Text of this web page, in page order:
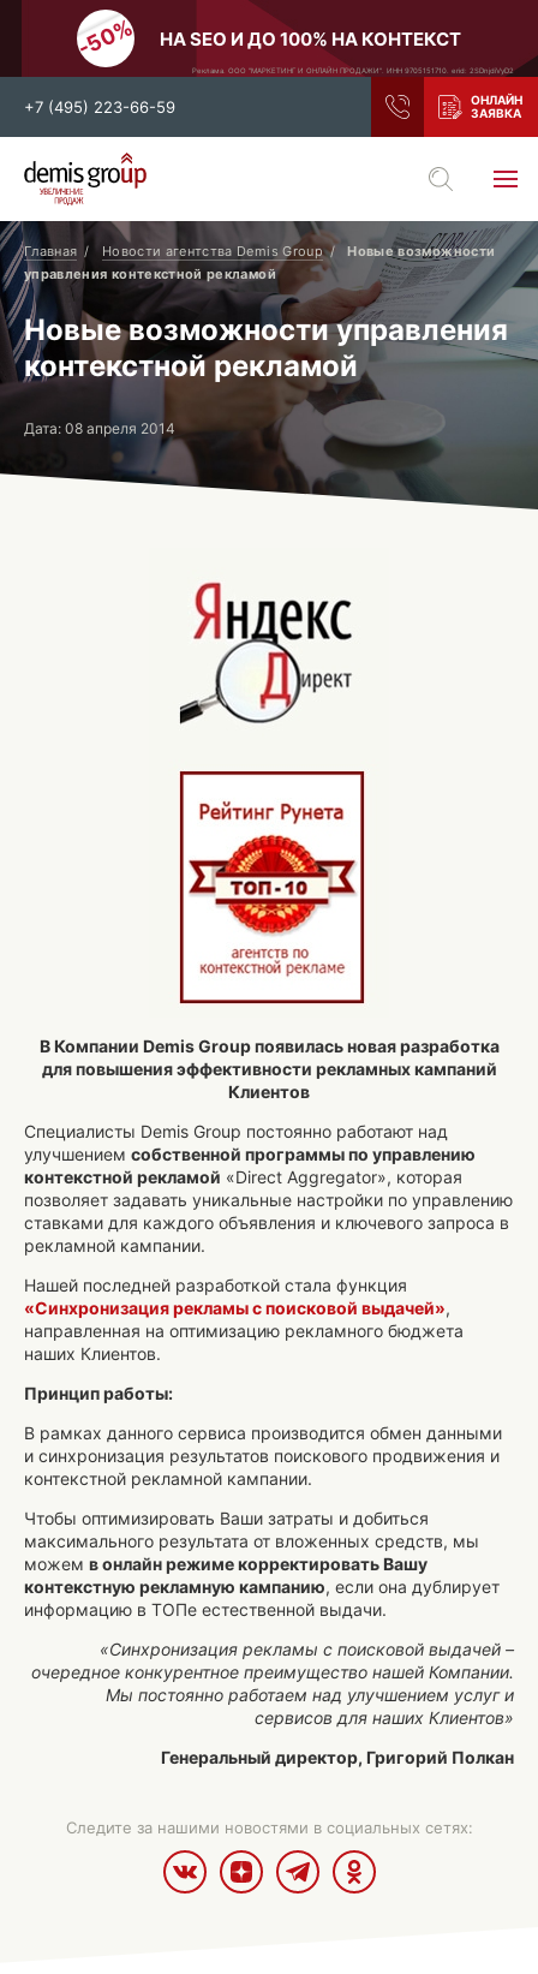
НА SEO И ДО 100% НА КОНТЕКСТ
Реклама. ООО "МАРКЕТИНГ И ОНЛАЙН ПРОДАЖИ". ИНН 9705151710. erid: 2SDnjdiVyD2
+7 (495) 223-66-59
Выберите свой город
Москва
Санкт-Петербург
Нижний Новгород
Тамбов
Воронеж
Тула
Новосибирск
Екатеринбург
Ростов-на-Дону
Казань
и все регионы РФ
Главная Новости агентства Demis Group
Новые возможности
управления контекстной рекламой
Новые возможности управления
контекстной рекламой
Дата: 08 апреля 2014
В Компании Demis Group появилась новая разработка
для повышения эффективности рекламных кампаний
Клиентов
Специалисты Demis Group постоянно работают над
улучшением собственной программы по управлению
контекстной рекламой «Direct Aggregator», которая
позволяет задавать уникальные настройки по управлению
ставками для каждого объявления и ключевого запроса в
рекламной кампании.
Нашей последней разработкой стала функция
«Синхронизация рекламы с поисковой выдачей»,
направленная на оптимизацию рекламного бюджета
наших Клиентов.
Принцип работы:
В рамках данного сервиса производится обмен данными
и синхронизация результатов поискового продвижения и
контекстной рекламной кампании.
Чтобы оптимизировать Ваши затраты и добиться
максимального результата от вложенных средств, мы
можем в онлайн режиме корректировать Вашу
контекстную рекламную кампанию, если она дублирует
информацию в ТОПе естественной выдачи.
«Синхронизация рекламы с поисковой выдачей –
очередное конкурентное преимущество нашей Компании.
Мы постоянно работаем над улучшением услуг и
сервисов для наших Клиентов»
Генеральный директор, Григорий Полкан
Следите за нашими новостями в социальных сетях: